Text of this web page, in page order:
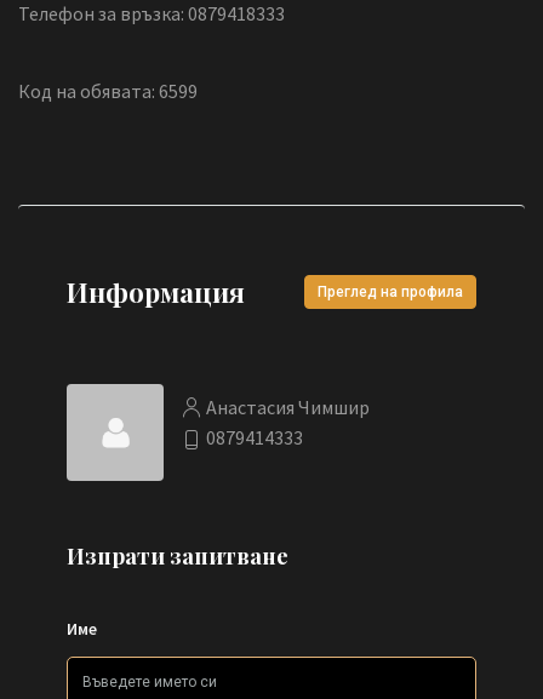
Телефон за връзка: 0879418333
Код на обявата: 6599
Информация Преглед на профила
Анастасия Чимшир
0879414333
Изпрати запитване
Име